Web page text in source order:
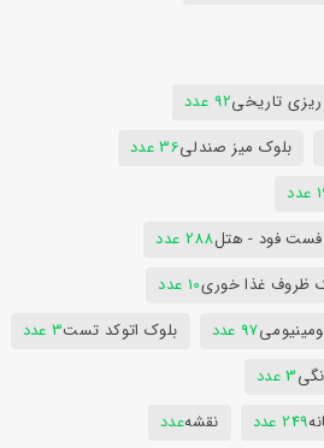
ریزی تاریخی92 عدد
بلوک میز صندلی36 عدد
فست فود - هتل288 عدد
ظروف غذا خوری10 عدد
97 عدد بلوک اتوکد تست3 عدد
3 عدد
249 عدد نقشهعدد